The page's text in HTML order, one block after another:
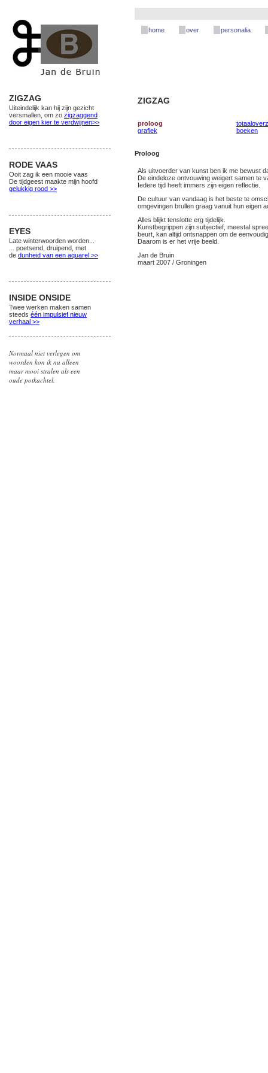
ZIGZAG
Uiteindelijk kan hij zijn gezicht
versmallen, om zo zigzaggend
door eigen kier te verdwijnen>>
RODE VAAS
Ooit zag ik een mooie vaas
De tijdgeest maakte mijn hoofd
gelukkig rood >>
EYES
Late winterwoorden worden...
... poetsend, druipend, met
de dunheid van een aquarel >>
INSIDE ONSIDE
Twee werken maken samen
steeds één impulsief nieuw
verhaal >>
Normaal niet verlegen om
woorden kon ik nu alleen
maar mooi stralen als een
oude potkachtel.
home over personalia
ZIGZAG
proloog
grafiek
boeken
Proloog
Als uitvoerder van kunst ben ik me bewust
De eindeloze ontvouwing weigert samen te
Iedere tijd heeft immers zijn eigen reflectie.
De cultuur van vandaag is het beste te
omgevingen brullen graag vanuit hun eigen
Alles blijkt tenslotte erg tijdelijk.
Kunstbegrippen zijn subjectief, meestal
beurt, kan altijd ontsnappen om de
Daarom is er het vrije beeld.
Jan de Bruin
maart 2007 / Groningen